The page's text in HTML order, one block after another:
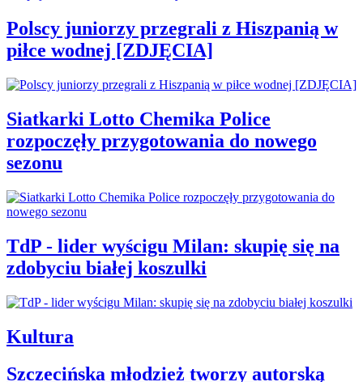
Polscy juniorzy przegrali z Hiszpanią w
piłce wodnej [ZDJĘCIA]
Siatkarki Lotto Chemika Police
rozpoczęły przygotowania do nowego
sezonu
TdP - lider wyścigu Milan: skupię się na
zdobyciu białej koszulki
Kultura
Szczecińska młodzież tworzy autorską